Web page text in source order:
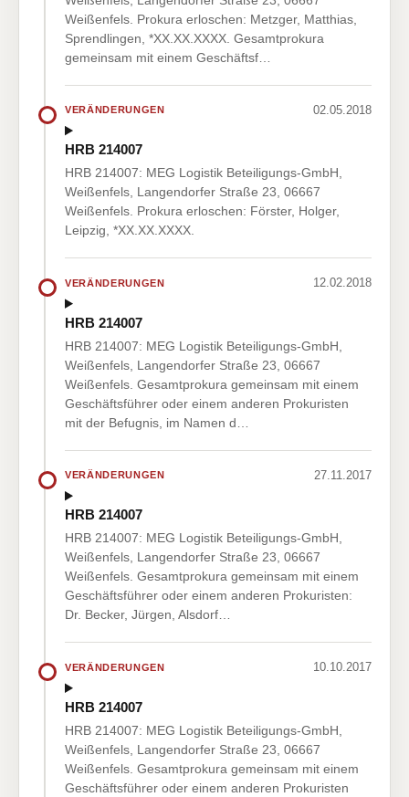
Weißenfels. Prokura erloschen: Metzger, Matthias,
Sprendlingen, *XX.XX.XXXX. Gesamtprokura
gemeinsam mit einem Geschäftsf…
VERÄNDERUNGEN 02.05.2018
HRB 214007
HRB 214007: MEG Logistik Beteiligungs-GmbH,
Weißenfels, Langendorfer Straße 23, 06667
Weißenfels. Prokura erloschen: Förster, Holger,
Leipzig, *XX.XX.XXXX.
VERÄNDERUNGEN 12.02.2018
HRB 214007
HRB 214007: MEG Logistik Beteiligungs-GmbH,
Weißenfels, Langendorfer Straße 23, 06667
Weißenfels. Gesamtprokura gemeinsam mit einem
Geschäftsführer oder einem anderen Prokuristen
mit der Befugnis, im Namen d…
VERÄNDERUNGEN 27.11.2017
HRB 214007
HRB 214007: MEG Logistik Beteiligungs-GmbH,
Weißenfels, Langendorfer Straße 23, 06667
Weißenfels. Gesamtprokura gemeinsam mit einem
Geschäftsführer oder einem anderen Prokuristen:
Dr. Becker, Jürgen, Alsdorf…
VERÄNDERUNGEN 10.10.2017
HRB 214007
HRB 214007: MEG Logistik Beteiligungs-GmbH,
Weißenfels, Langendorfer Straße 23, 06667
Weißenfels. Gesamtprokura gemeinsam mit einem
Geschäftsführer oder einem anderen Prokuristen